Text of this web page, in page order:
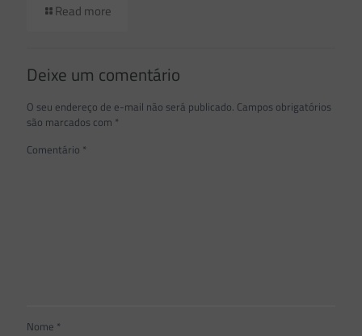
Read more
Deixe um comentário
O seu endereço de e-mail não será publicado. Campos obrigatórios
são marcados com *
Comentário *
Nome *